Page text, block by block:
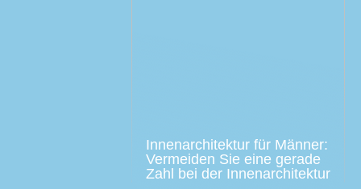
Innenarchitektur für Männer:
Vermeiden Sie eine gerade
Zahl bei der Innenarchitektur